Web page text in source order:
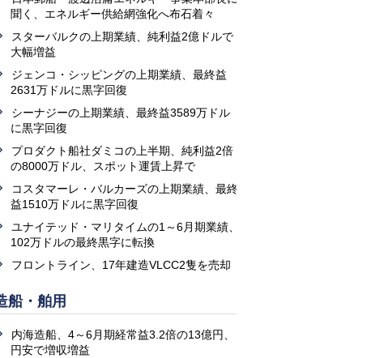
聞く、エネルギー供給網強化へ布石着々
スターバルクの上期業績、純利益2億ドルで
大幅増益
ジェンコ・シッピングの上期業績、最終益
2631万ドルに黒字回復
シーナジーの上期業績、最終益3589万ドル
に黒字回復
プロダクト船社ダミコの上半期、純利益2倍
の8000万ドル、スポット運賃上昇で
コスタマーレ・バルカーズの上期業績、最終
益1510万ドルに黒字回復
ユナイテッド・マリタイムの1～6月期業績、
102万ドルの最終黒字に転換
フロントライン、17年建造VLCC2隻を売却
船・舶用
内海造船、4～6月期経常益3.2倍の13億円、
円安で増収増益